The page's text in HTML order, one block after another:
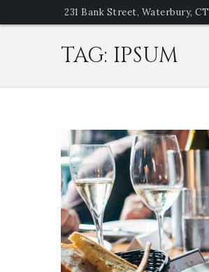
231 Bank Street, Waterbury, CT
TAG: IPSUM